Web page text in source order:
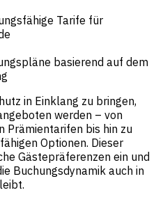
Tarife für
basierend auf dem
in Einklang zu bringen,
werden – von
Prämientarifen bis hin zu
Optionen. Dieser
Gästepräferenzen ein und
Buchungsdynamik auch in